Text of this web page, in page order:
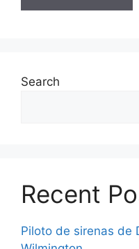
Search
Recent
Piloto de sirenas de